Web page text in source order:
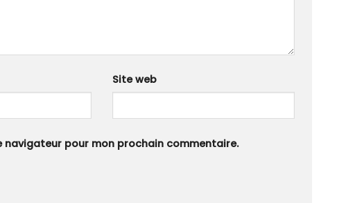
Site web
navigateur pour mon prochain commentaire.